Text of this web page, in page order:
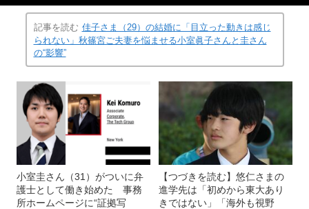
記事を読む 佳子さま（29）の結婚に「目立った動きは感じ
られない」秋篠宮ご夫妻を悩ませる小室眞子さんと圭さん
の“影響”
小室圭さん（31）がついに弁
護士として働き始めた 事務
所ホームページに“証拠写
【つづきを読む】悠仁さまの
進学先は「初めから東大あり
きではない」「海外も視野